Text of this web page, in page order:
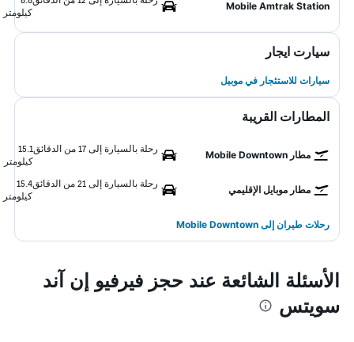
Mobile Amtrak Station
كيلومتر
سيارت ايجار
سيارات للاستئجار في موبيل
المطارات القريبة
مطار Mobile Downtown
رحلة بالسيارة إلى 17 من الدقائق
15.1
كيلومتر
مطار موبايل الإقليمي
رحلة بالسيارة إلى 21 من الدقائق
15.4
كيلومتر
رحلات طيران إلى Mobile Downtown
الأسئلة الشائعة عند حجز فيرفيو إن آند
سويتس